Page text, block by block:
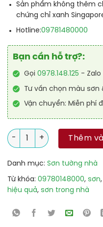
Sản phẩm không thêm
chứng chỉ xanh
Hotline:09781480000
Bạn cần hỗ trợ?:
Gọi 0978.148.125 - Zalo
Tư vấn chọn màu sơn
Vận chuyển: Miễn phí
Sơn Trong Nhà Dulux
Thêm
Danh mục: Sơn tường nhà
Từ khóa: 09780148000, sơn,
hiệu quả, sơn trong nhà